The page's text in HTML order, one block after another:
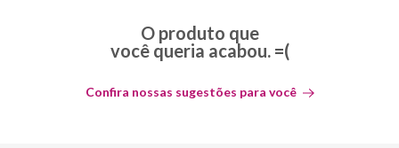
O produto que
você queria acabou. =(
Confira nossas sugestões para você